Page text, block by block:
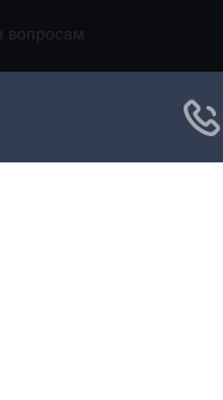
государственных